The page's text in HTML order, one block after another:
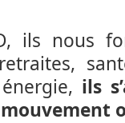
ils nous
ils